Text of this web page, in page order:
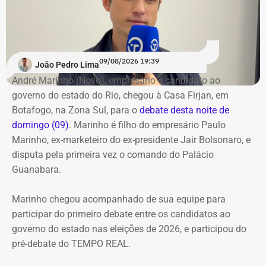
Participam do debate André Marinho (Novo), Anthony
Garotinho (Republicanos), Douglas Ruas (PL) e Willian
Siri (PSOL). O candidato Eduardo Paes (PSD) informou
na noite anterior que não iria comparecer.
Acompanhe a cobertura especial do TEMPO REAL pelo
Instagram do portal, com transmissão e atualizações nos
Stories, e ao vivo pelo YouTube.
Na rodada de confrontos diretos, William Siri foi sorteado
para iniciar as perguntas e, pelas regras, será
obrigatoriamente o último a responder. Os candidatos
também terão uma nova rodada de confrontos com
temas livres, seguindo o mesmo controle de tempo por
cronômetro.
O debate marca a estreia do TEMPO REAL na cobertura
de uma eleição estadual. O portal já havia acompanhado
as eleições municipais de 2024 em todo o estado do Rio
e, agora, amplia a cobertura para a disputa pelo governo
Acompanhe a transmissão e a cobertura em tempo real
do primeiro debate entre os candidatos ao governo do
Rio.
João Pedro Lima09/08/2026 19:39
André Marinho (Novo), empresário e candidato ao
governo do estado do Rio, chegou à Casa Firjan, em
Botafogo, na Zona Sul, para o debate desta noite de
domingo (09). Marinho é filho do empresário Paulo
Marinho, ex-marketeiro do ex-presidente Jair Bolsonaro, e
disputa pela primeira vez o comando do Palácio
Guanabara.
Marinho chegou acompanhado de sua equipe para
participar do primeiro debate entre os candidatos ao
governo do estado nas eleições de 2026, e participou do
pré-debate do TEMPO REAL.